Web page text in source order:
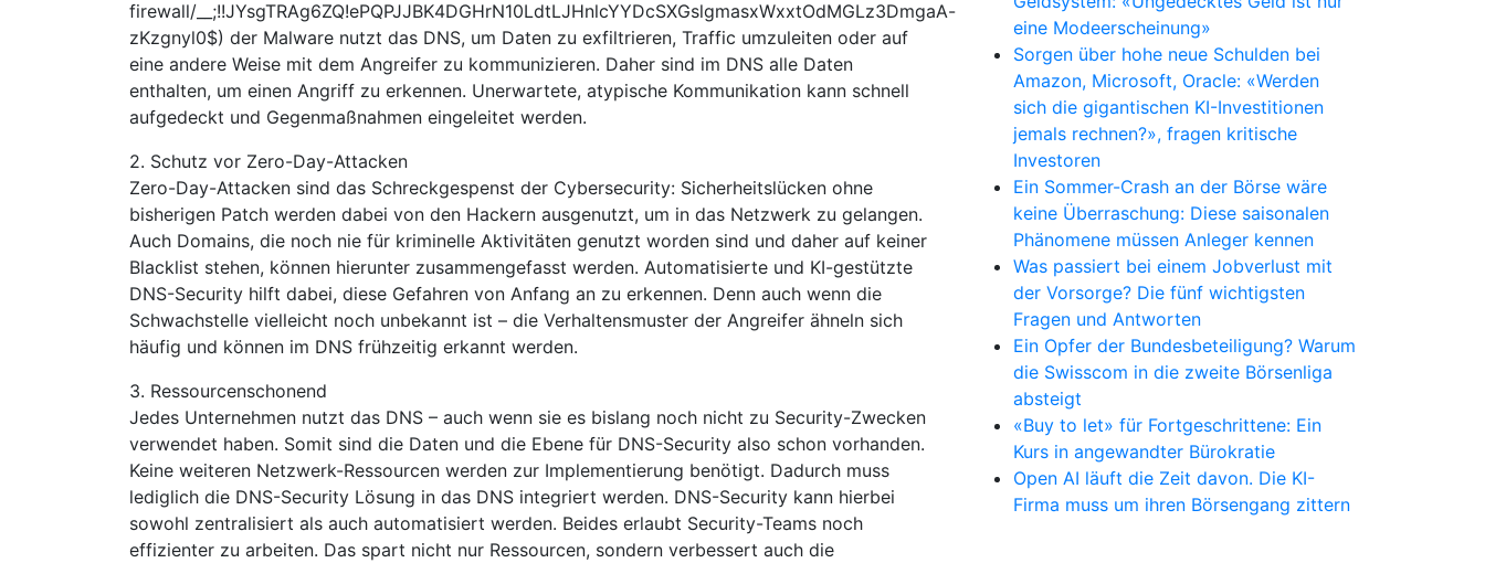
firewall/__;!!JYsgTRAg6ZQ!ePQPJJBK4DGHrN10LdtLJHnlcYYDcSXGslgmasxWxxtOdMGLz3DmgaA-
zKzgnyl0$) der Malware nutzt das DNS, um Daten zu exfiltrieren, Traffic umzuleiten oder auf
eine andere Weise mit dem Angreifer zu kommunizieren. Daher sind im DNS alle Daten
enthalten, um einen Angriff zu erkennen. Unerwartete, atypische Kommunikation kann schnell
aufgedeckt und Gegenmaßnahmen eingeleitet werden.
2. Schutz vor Zero-Day-Attacken
Zero-Day-Attacken sind das Schreckgespenst der Cybersecurity: Sicherheitslücken ohne
bisherigen Patch werden dabei von den Hackern ausgenutzt, um in das Netzwerk zu gelangen.
Auch Domains, die noch nie für kriminelle Aktivitäten genutzt worden sind und daher auf keiner
Blacklist stehen, können hierunter zusammengefasst werden. Automatisierte und KI-gestützte
DNS-Security hilft dabei, diese Gefahren von Anfang an zu erkennen. Denn auch wenn die
Schwachstelle vielleicht noch unbekannt ist – die Verhaltensmuster der Angreifer ähneln sich
häufig und können im DNS frühzeitig erkannt werden.
3. Ressourcenschonend
Jedes Unternehmen nutzt das DNS – auch wenn sie es bislang noch nicht zu Security-Zwecken
verwendet haben. Somit sind die Daten und die Ebene für DNS-Security also schon vorhanden.
Keine weiteren Netzwerk-Ressourcen werden zur Implementierung benötigt. Dadurch muss
lediglich die DNS-Security Lösung in das DNS integriert werden. DNS-Security kann hierbei
sowohl zentralisiert als auch automatisiert werden. Beides erlaubt Security-Teams noch
effizienter zu arbeiten. Das spart nicht nur Ressourcen, sondern verbessert auch die
eine Modeerscheinung»
Sorgen über hohe neue Schulden bei
Amazon, Microsoft, Oracle: «Werden
sich die gigantischen KI-Investitionen
jemals rechnen?», fragen kritische
Investoren
Ein Sommer-Crash an der Börse wäre
keine Überraschung: Diese saisonalen
Phänomene müssen Anleger kennen
Was passiert bei einem Jobverlust mit
der Vorsorge? Die fünf wichtigsten
Fragen und Antworten
Ein Opfer der Bundesbeteiligung? Warum
die Swisscom in die zweite Börsenliga
absteigt
«Buy to let» für Fortgeschrittene: Ein
Kurs in angewandter Bürokratie
Open AI läuft die Zeit davon. Die KI-
Firma muss um ihren Börsengang zittern